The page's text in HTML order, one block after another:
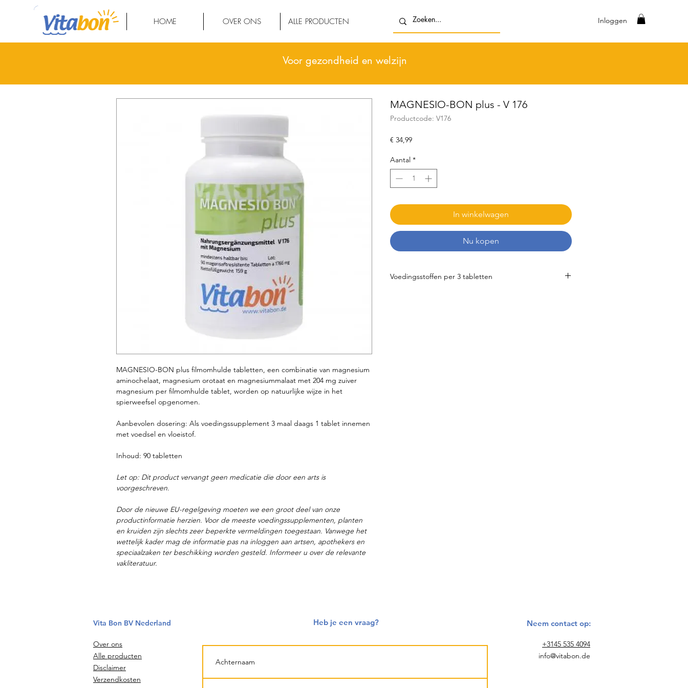
Inloggen
HOME OVER ONS ALLE PRODUCTEN
Voor gezondheid en welzijn
MAGNESIO-BON plus filmomhulde tabletten, een combinatie van magnesium
aminochelaat, magnesium orotaat en magnesiummalaat met 204 mg zuiver
magnesium per filmomhulde tablet, worden op natuurlijke wijze in het
spierweefsel opgenomen.
Aanbevolen dosering: Als voedingssupplement 3 maal daags 1 tablet innemen
met voedsel en vloeistof.
Inhoud: 90 tabletten
Let op: Dit product vervangt geen medicatie die door een arts is
voorgeschreven.
Door de nieuwe EU-regelgeving moeten we een groot deel van onze
productinformatie herzien. Voor de meeste voedingssupplementen, planten
en kruiden zijn slechts zeer beperkte vermeldingen toegestaan. Vanwege het
wettelijk kader mag de informatie pas na inloggen aan artsen, apothekers en
speciaalzaken ter beschikking worden gesteld. Informeer u over de relevante
vakliteratuur.
MAGNESIO-BON plus - V 176
Productcode: V176
€ 34,99Prijs
Aantal *
In winkelwagen
Nu kopen
Voedingsstoffen per 3 tabletten
Vita Bon BV Nederland
Over ons
Alle producten
Disclaimer
Verzendkosten
Neem contact op:
+3145 535 4094
info@vitabon.de
Heb je een vraag?